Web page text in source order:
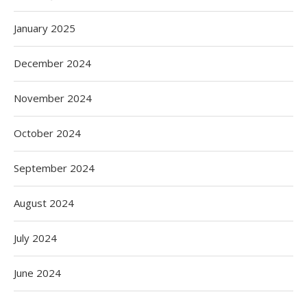
January 2025
December 2024
November 2024
October 2024
September 2024
August 2024
July 2024
June 2024